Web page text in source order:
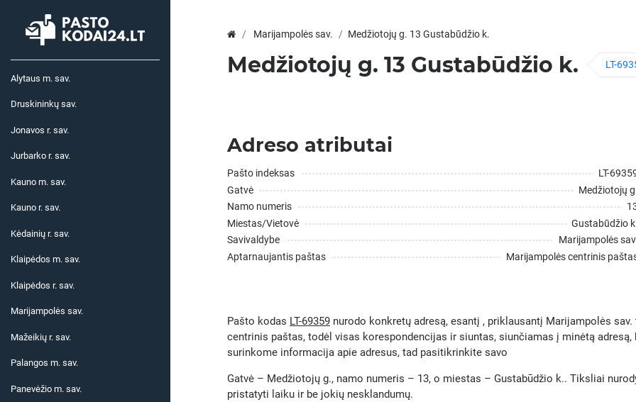
Alytaus m. sav.
Druskininkų sav.
Jonavos r. sav.
Jurbarko r. sav.
Kauno m. sav.
Kauno r. sav.
Kėdainių r. sav.
Klaipėdos m. sav.
Klaipėdos r. sav.
Marijampolės sav.
Mažeikių r. sav.
Palangos m. sav.
Panevėžio m. sav.
Marijampolės sav. Medžiotojų g. 13 Gustabūdžio k.
Medžiotojų g. 13 Gustabūdžio k. LT-
Adreso atributai
Pašto indeksas
LT-
Gatvė
Medžiotojų
Namo numeris
Miestas/Vietovė
Gustabūdžio
Savivaldybe
Marijampolės
Aptarnaujantis paštas
Marijampolės centrinis
Pašto kodas LT-69359 nurodo konkretų adresą, esantį , priklausantį Marijampolės
centrinis paštas, todėl visas korespondencijas ir siuntas, siunčiamas į minėtą
surinkome informacija apie adresus, tad pasitikrinkite savo
Gatvė – Medžiotojų g., namo numeris – 13, o miestas – Gustabūdžio k.. Tiksliai
pristatyti laiku ir be jokių nesklandumų.